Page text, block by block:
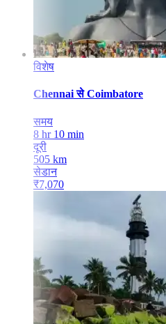
विशेष
Chennai से Coimbatore
समय
8 hr 10 min
दूरी
505 km
सेडान
₹7,070